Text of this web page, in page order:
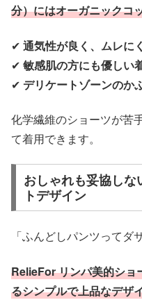
分）にはオーガニックコ
✔ 通気性が良く、ムレに
✔ 敏感肌の方にも優しい
✔ デリケートゾーンの
化学繊維のショーツが苦
て着用できます。
おしゃれも妥協し
トデザイン
「ふんどしパンツって
RelieFor リンパ美的ショ
るシンプルで上品なデザ